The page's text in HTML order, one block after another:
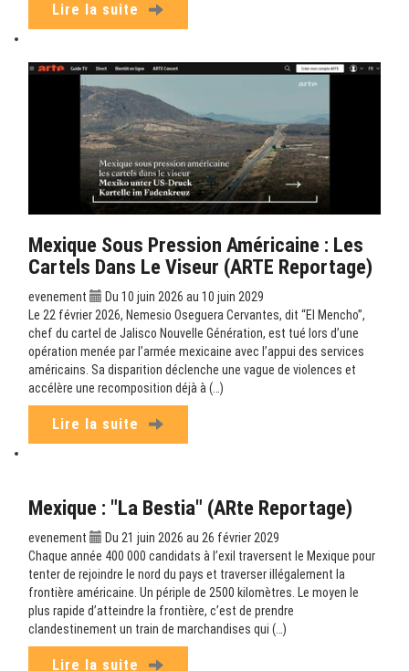
Lire la suite
Mexique Sous Pression Américaine : Les
Cartels Dans Le Viseur (ARTE Reportage)
evenement
Du 10 juin 2026 au 10 juin 2029
Le 22 février 2026, Nemesio Oseguera Cervantes, dit “El Mencho”,
chef du cartel de Jalisco Nouvelle Génération, est tué lors d’une
opération menée par l’armée mexicaine avec l’appui des services
américains. Sa disparition déclenche une vague de violences et
accélère une recomposition déjà à (…)
Lire la suite
Mexique : "La Bestia" (ARte Reportage)
evenement
Du 21 juin 2026 au 26 février 2029
Chaque année 400 000 candidats à l’exil traversent le Mexique pour
tenter de rejoindre le nord du pays et traverser illégalement la
frontière américaine. Un périple de 2500 kilomètres. Le moyen le
plus rapide d’atteindre la frontière, c’est de prendre
clandestinement un train de marchandises qui (…)
Lire la suite